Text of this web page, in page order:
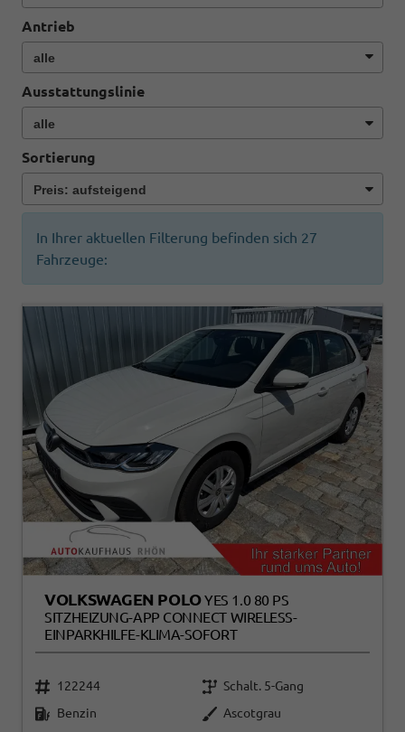
Antrieb
Ausstattungslinie
Sortierung
In Ihrer aktuellen Filterung befinden sich 27
Fahrzeuge:
VOLKSWAGEN POLOYES 1.0 80 PS
SITZHEIZUNG-APP CONNECT WIRELESS-
EINPARKHILFE-KLIMA-SOFORT
122244
Schalt. 5-Gang
Benzin
Ascotgrau